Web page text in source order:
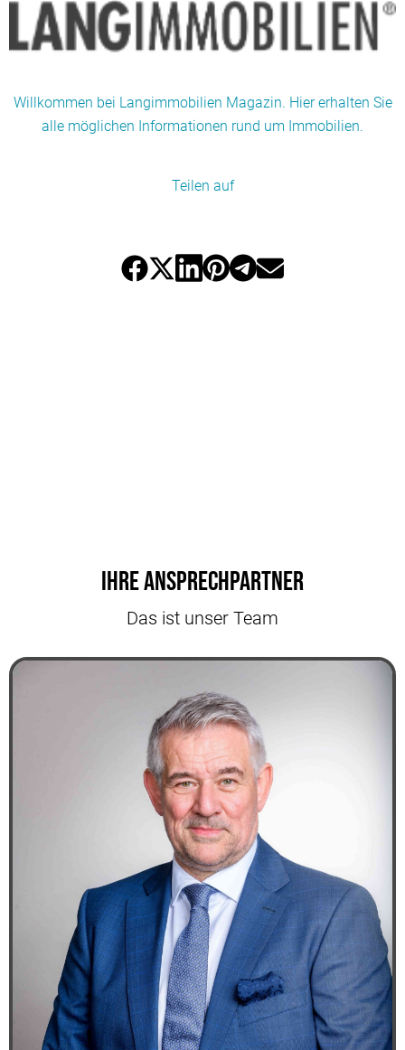
Willkommen bei Langimmobilien Magazin. Hier erhalten Sie
alle möglichen Informationen rund um Immobilien.
Teilen auf
Ihre Ansprechpartner
Das ist unser Team